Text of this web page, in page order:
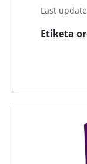
Last
Etiketa